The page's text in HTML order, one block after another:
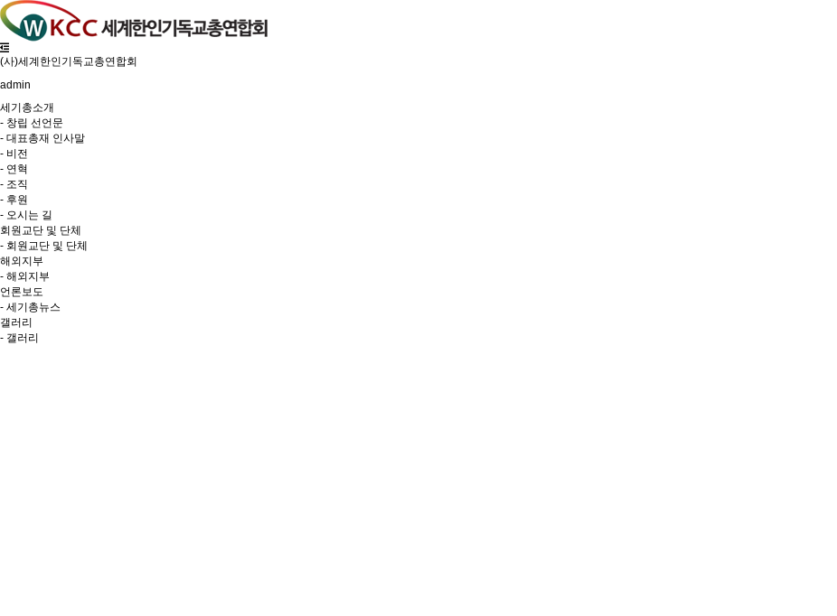
(사)세계한인기독교총연합회
admin
세기총소개
- 창립 선언문
- 대표총재 인사말
- 비전
- 연혁
- 조직
- 후원
- 오시는 길
회원교단 및 단체
- 회원교단 및 단체
해외지부
- 해외지부
언론보도
- 세기총뉴스
갤러리
- 갤러리